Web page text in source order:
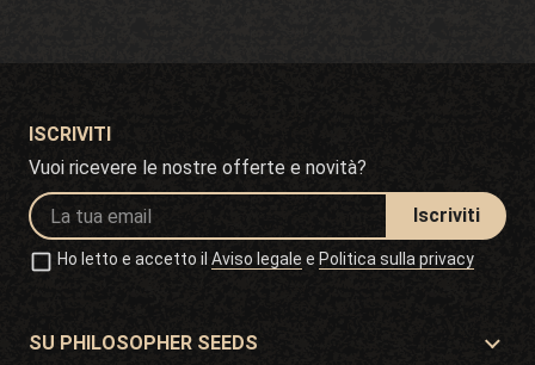
ISCRIVITI
Vuoi ricevere le nostre offerte e novità?
Iscriviti
Ho letto e accetto ilAviso legale e Politica sulla privacy
SU PHILOSOPHER SEEDS